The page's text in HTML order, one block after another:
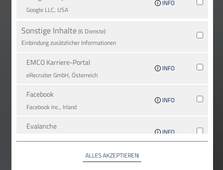
Google LLC, USA
INFO
Sonstige Inhalte(6 Dienste)
Einbindung zusätzlicher Informationen
EMCO Karriere-Portal
eRe­crui­ter GmbH, Österreich
INFO
Facebook
Facebook Inc., Irland
INFO
Evalanche
INFO
ALLES AKZEPTIEREN